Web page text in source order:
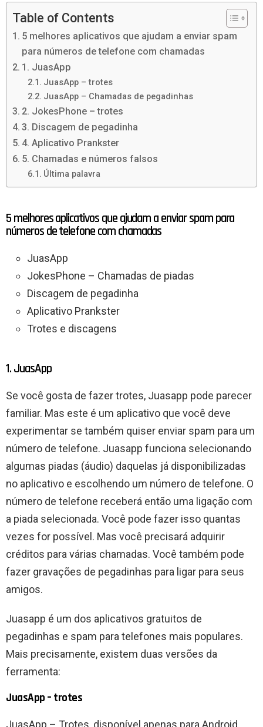
Table of Contents
5 melhores aplicativos que ajudam a enviar spam
para números de telefone com chamadas
1. JuasApp
JuasApp – trotes
JuasApp – Chamadas de pegadinhas
2. JokesPhone – trotes
3. Discagem de pegadinha
4. Aplicativo Prankster
5. Chamadas e números falsos
Última palavra
5 melhores aplicativos que ajudam a enviar spam para
números de telefone com chamadas
JuasApp
JokesPhone – Chamadas de piadas
Discagem de pegadinha
Aplicativo Prankster
Trotes e discagens
1. JuasApp
Se você gosta de fazer trotes, Juasapp pode parecer
familiar. Mas este é um aplicativo que você deve
experimentar se também quiser enviar spam para um
número de telefone. Juasapp funciona selecionando
algumas piadas (áudio) daquelas já disponibilizadas
no aplicativo e escolhendo um número de telefone. O
número de telefone receberá então uma ligação com
a piada selecionada. Você pode fazer isso quantas
vezes for possível. Mas você precisará adquirir
créditos para várias chamadas. Você também pode
fazer gravações de pegadinhas para ligar para seus
amigos.
Juasapp é um dos aplicativos gratuitos de
pegadinhas e spam para telefones mais populares.
Mais precisamente, existem duas versões da
ferramenta:
JuasApp – trotes
JuasApp – Trotes, disponível apenas para Android,